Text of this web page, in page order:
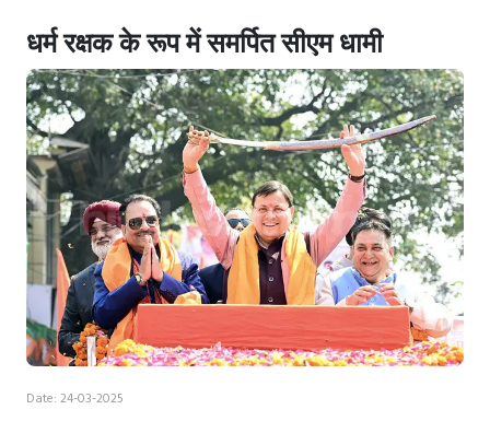
धर्म रक्षक के रूप में समर्पित सीएम धामी
Date: 24-03-2025